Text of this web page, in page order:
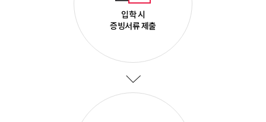
입학 시
증빙서류 제출